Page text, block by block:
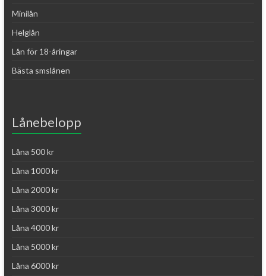
Minilån
Helglån
Lån för 18-åringar
Bästa smslånen
Lånebelopp
Låna 500 kr
Låna 1000 kr
Låna 2000 kr
Låna 3000 kr
Låna 4000 kr
Låna 5000 kr
Låna 6000 kr